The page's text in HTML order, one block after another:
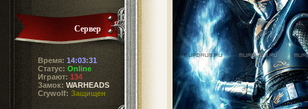
Сервер
Время: 14:03:31
Статус: Online
Играют: 134
Замок: WARHEADS
Crywolf: Защищен